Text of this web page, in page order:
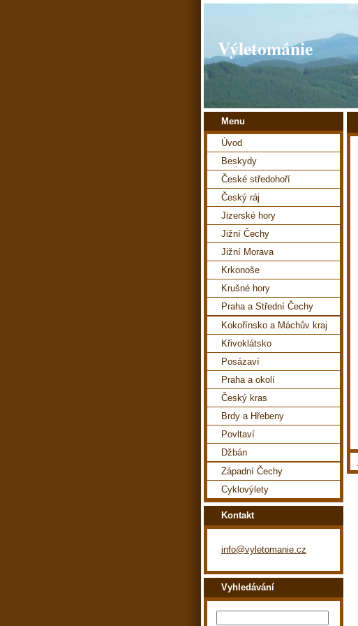
Výletománie
Menu
Úvod
Beskydy
České středohoří
Český ráj
Jizerské hory
Jižní Čechy
Jižní Morava
Krkonoše
Krušné hory
Praha a Střední Čechy
Kokořínsko a Máchův kraj
Křivoklátsko
Posázaví
Praha a okolí
Český kras
Brdy a Hřebeny
Povltaví
Džbán
Západní Čechy
Cyklovýlety
Kontakt
info@vyletomanie.cz
Vyhledávání